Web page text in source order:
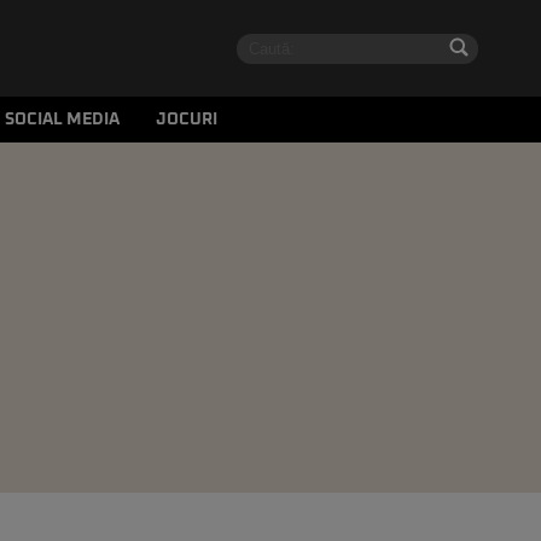
SOCIAL MEDIA JOCURI